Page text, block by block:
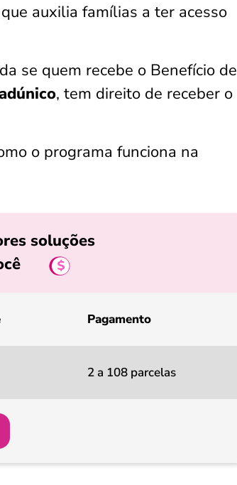
auxilia famílias a ter acesso
se quem recebe o Benefício de
, tem direito de receber o
o programa funciona na
soluções
Pagamento
2 a 108 parcelas